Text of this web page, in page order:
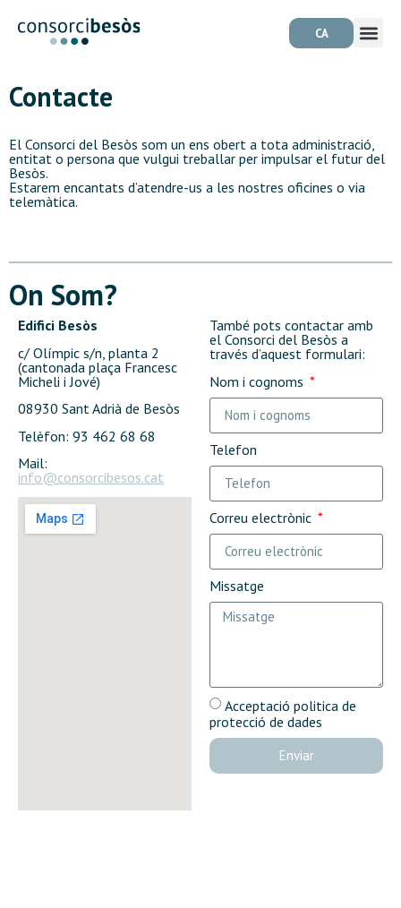
CA
Contacte
El Consorci del Besòs som un ens obert a tota administració,
entitat o persona que vulgui treballar per impulsar el futur del
Besòs.
Estarem encantats d’atendre-us a les nostres oficines o via
telemàtica.
On Som?
També pots contactar amb
el Consorci del Besòs a
través d’aquest formulari:
Nom i cognoms
Telefon
Correu electrònic
Missatge
Acceptació politica de
protecció de dades
Enviar
Edifici Besòs
c/ Olímpic s/n, planta 2
(cantonada plaça Francesc
Micheli i Jové)
08930 Sant Adrià de Besòs
Telèfon: 93 462 68 68
Mail:
info@consorcibesos.cat